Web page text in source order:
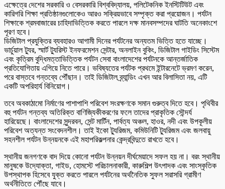
এক্ষেত্রে দেশের সরকারি ও বেসরকারি বিশ্ববিদ্যালয়, পলিটেকনিক ইনস্টিটিউট এবং
কারিগরি শিক্ষা প্রতিষ্ঠানগুলোকেও আরও সক্রিয়ভাবে সম্পৃক্ত করা প্রয়োজন। পর্যটন
শিক্ষাকে শ্রমবাজারের চাহিদাভিত্তিক করতে পারলে দক্ষ মানবসম্পদের ঘাটতি অনেকাংশে
পূরণ হবে।
ডিজিটাল প্রযুক্তির ব্যবহারও আগামী দিনের পর্যটনের অন্যতম ভিত্তি হতে যাচ্ছে।
ভার্চুয়াল ট্যুর, স্মার্ট ট্যুরিস্ট ইনফরমেশন সেন্টার, অনলাইন বুকিং, ডিজিটাল গাইডিং সিস্টেম
এবং কৃত্রিম বুদ্ধিমত্তাভিত্তিক পর্যটন সেবা বাংলাদেশের পর্যটনকে আন্তর্জাতিক
প্রতিযোগিতায় এগিয়ে নিতে পারে। ভবিষ্যতের পর্যটক প্রথমে ইন্টারনেটে ভ্রমণ করেন,
পরে বাস্তবে গন্তব্যে পৌঁছান। তাই ডিজিটাল ব্র্যান্ডিং এখন আর বিলাসিতা নয়, এটি
একটি অপরিহার্য বিনিয়োগ।
তবে অবকাঠামো নির্মাণের পাশাপাশি পরিবেশ সংরক্ষণকে সমান গুরুত্ব দিতে হবে। পৃথিবীর
বহু পর্যটন গন্তব্য অতিরিক্ত বাণিজ্যিকীকরণের ফলে তাদের প্রাকৃতিক সৌন্দর্য
হারিয়েছে। বাংলাদেশের সুন্দরবন, সেন্ট মার্টিন, পার্বত্য অঞ্চল, হাওর, নদী এবং উপকূলীয়
পরিবেশ অত্যন্ত সংবেদনশীল। তাই ইকো ট্যুরিজম, কমিউনিটি ট্যুরিজম এবং জলবায়ু
সহনশীল পর্যটন উন্নয়নকে এই মহাপরিকল্পনার কেন্দ্রবিন্দুতে রাখতে হবে।
স্থানীয় জনগণকে বাদ দিয়ে কোনো পর্যটন উন্নয়ন দীর্ঘমেয়াদে সফল হয় না। বরং স্থানীয়
মানুষকে উদ্যোক্তা, গাইড, হোমস্টে পরিচালনাকারী, কারুশিল্প উৎপাদক এবং সাংস্কৃতিক
উপস্থাপক হিসেবে যুক্ত করতে পারলে পর্যটনের অর্থনৈতিক সুফল সরাসরি গ্রামীণ
অর্থনীতিতে পৌঁছে যাবে।